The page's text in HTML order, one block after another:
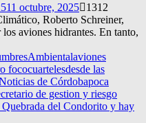
11 octubre, 2025
1312
Roberto Schreiner,
aviones hidrantes. En tanto,
Ambientalaviones
fococuartelesdesde las
de Córdobapoca
de gestion y riesgo
del Condorito y hay